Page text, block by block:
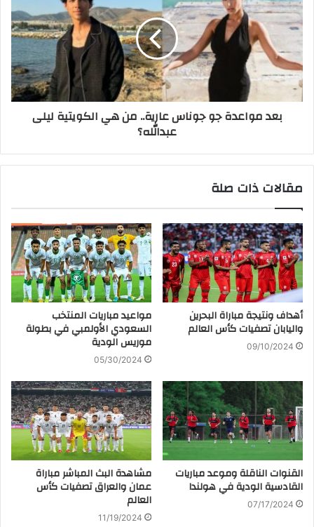
بعد مواعدة جو جوناس عارية.. من هي الكويتية ليلى
عبدالله؟
مقالات ذات صلة
أهداف ونتيجة مباراة البحرين
واليابان تصفيات كأس العالم
09/10/2024
مواعيد مباريات المنتخب
السعودي الأولمبي في بطولة
موريس الودية
05/30/2024
القنوات الناقلة وموعد مباريات
القادسية الودية في هولندا
07/17/2024
مشاهدة البث المباشر مباراة
عمان والعراق تصفيات كأس
العالم
11/19/2024